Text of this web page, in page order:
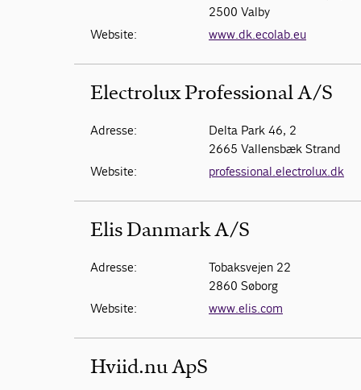
2500 Valby
Website:
www.dk.ecolab.eu
Electrolux Professional A/S
Adresse:
Delta Park 46, 2
2665 Vallensbæk Strand
Website:
professional.electrolux.dk
Elis Danmark A/S
Adresse:
Tobaksvejen 22
2860 Søborg
Website:
www.elis.com
Hviid.nu ApS